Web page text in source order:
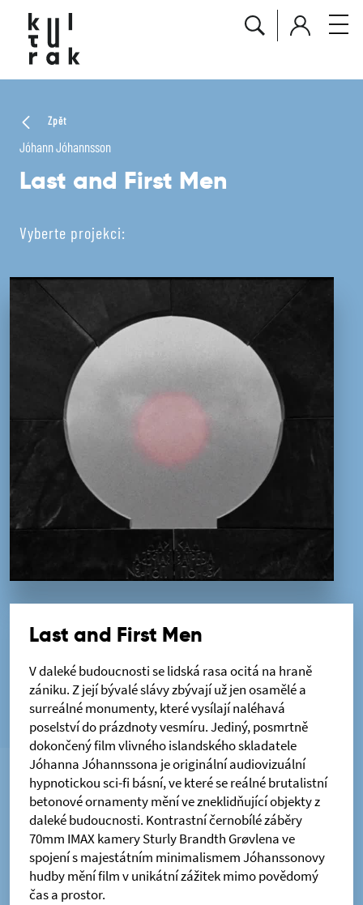
Zpět
Jóhann Jóhannsson
Last and First Men
Vyberte projekci:
Last and First Men
V daleké budoucnosti se lidská rasa ocitá na hraně
zániku. Z její bývalé slávy zbývají už jen osamělé a
surreálné monumenty, které vysílají naléhavá
poselství do prázdnoty vesmíru. Jediný, posmrtně
dokončený film vlivného islandského skladatele
Jóhanna Jóhannssona je originální audiovizuální
hypnotickou sci-fi básní, ve které se reálné brutalistní
betonové ornamenty mění ve zneklidňující objekty z
daleké budoucnosti. Kontrastní černobílé záběry
70mm IMAX kamery Sturly Brandth Grøvlena ve
spojení s majestátním minimalismem Jóhanssonovy
hudby mění film v unikátní zážitek mimo povědomý
čas a prostor.